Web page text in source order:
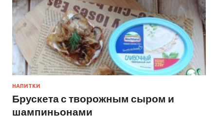
НАПИТКИ
Брускета с творожным сыром и
шампиньонами